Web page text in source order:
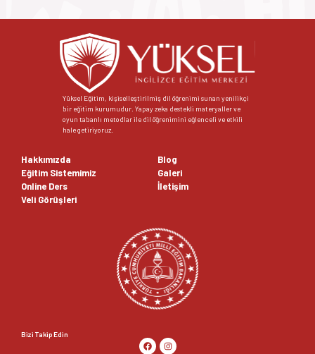
Yüksel Eğitim, kişiselleştirilmiş dil öğrenimi sunan yenilikçi
bir eğitim kurumudur. Yapay zeka destekli materyaller ve
oyun tabanlı metodlar ile dil öğrenimini eğlenceli ve etkili
hale getiriyoruz.
Hakkımızda
Eğitim Sistemimiz
Online Ders
Veli Görüşleri
Blog
Galeri
İletişim
Bizi Takip Edin